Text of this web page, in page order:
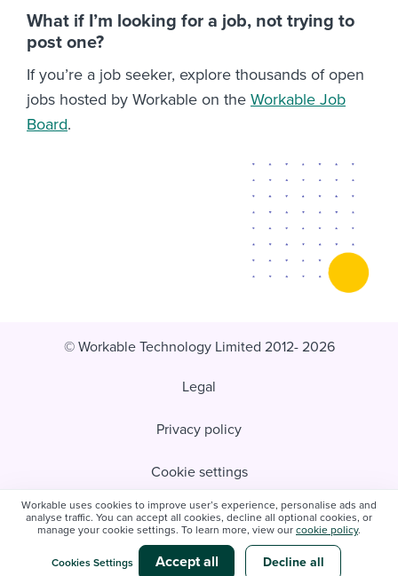
Workable uses cookies to improve user’s experience, personalise ads and
analyse traffic. You can accept all cookies, decline all optional cookies, or
manage your cookie settings. To learn more, view our cookie policy.
Cookies Settings Accept all Decline all
What if I’m looking for a job, not trying to
post one?
If you’re a job seeker, explore thousands of open
jobs hosted by Workable on the Workable Job
Board.
© Workable Technology Limited 2012- 2026
Legal
Privacy policy
Cookie settings
Do not sell/share my personal information
Modern slavery statement